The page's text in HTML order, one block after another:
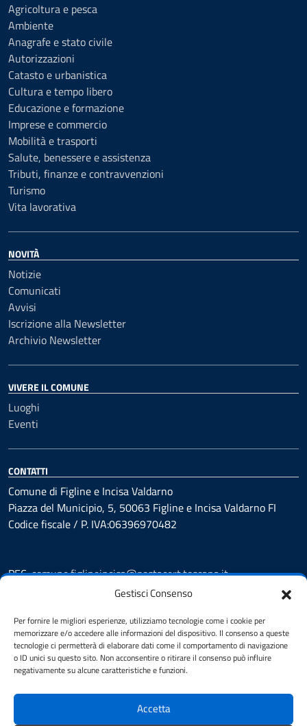
Gestisci Consenso
Per fornire le migliori esperienze, utilizziamo tecnologie come i cookie per
memorizzare e/o accedere alle informazioni del dispositivo. Il consenso a queste
tecnologie ci permetterà di elaborare dati come il comportamento di navigazione
o ID unici su questo sito. Non acconsentire o ritirare il consenso può influire
negativamente su alcune caratteristiche e funzioni.
Accetta
Agricoltura e pesca
Ambiente
Anagrafe e stato civile
Autorizzazioni
Catasto e urbanistica
Cultura e tempo libero
Educazione e formazione
Imprese e commercio
Mobilità e trasporti
Salute, benessere e assistenza
Tributi, finanze e contravvenzioni
Turismo
Vita lavorativa
NOVITÀ
Notizie
Comunicati
Avvisi
Iscrizione alla Newsletter
Archivio Newsletter
VIVERE IL COMUNE
Luoghi
Eventi
CONTATTI
Comune di Figline e Incisa Valdarno
Piazza del Municipio, 5, 50063 Figline e Incisa Valdarno FI
Codice fiscale / P. IVA:06396970482
PEC:comune.figlineincisa@postacert.toscana.it
Centralino unico: 05591251
Leggi le FAQ
Prenotazione appuntamento
Segnalazione disservizio
Whistleblowing
Amministrazione trasparente fino al 29/10/2024